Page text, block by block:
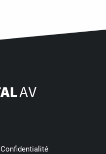
Confidentialité